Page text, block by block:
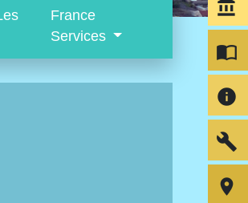
France
Services
account_balance
import_contacts
info
build
room